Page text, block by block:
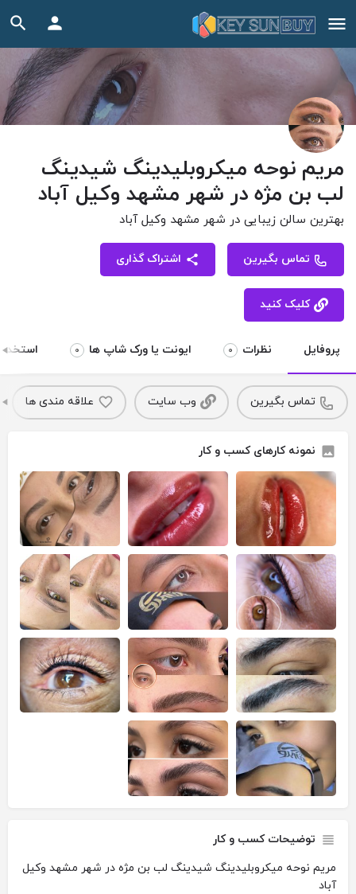
مریم ‏نوحه ‏میکروبلیدینگ ‏شیدینگ
‏لب ‏بن ‏مژه ‏در ‏شهر ‏مشهد ‏وکیل ‏آباد
بهترین سالن زیبایی در شهر مشهد وکیل آباد
تماس بگیرین اشتراک گذاری
کلیک کنید
پروفایل نظرات 0 ایونت یا ورک شاپ ها 0
تماس بگیرین وب سایت علاقه مندی ها
نمونه کارهای کسب و کار
توضیحات کسب و کار
مریم نوحه میکروبلیدینگ شیدینگ لب بن مژه در شهر مشهد وکیل
آباد